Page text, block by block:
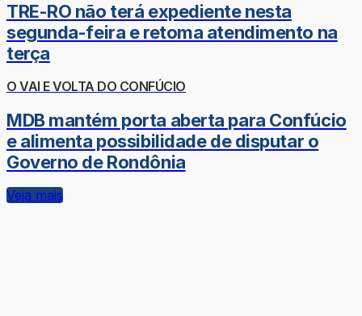
TRE-RO não terá expediente nesta
segunda-feira e retoma atendimento na
terça
O VAI E VOLTA DO CONFÚCIO
MDB mantém porta aberta para Confúcio
e alimenta possibilidade de disputar o
Governo de Rondônia
Veja mais